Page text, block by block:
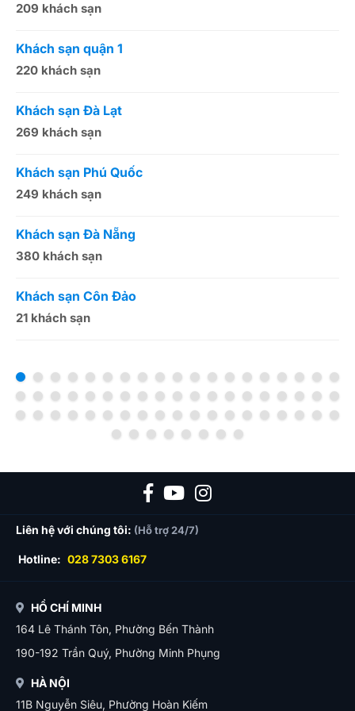
mình; Jacuzzisẽ giúp du khách thư giãn,
hội nhận những ưu đãi đặc biệt. Nếu có thắc mắc cần giải đáp
vềkhách sạn Bình Dương
209 khách sạn
Khách sạn quận 1
220 khách sạn
Khách sạn Đà Lạt
269 khách sạn
Khách sạn Phú Quốc
249 khách sạn
Khách sạn Đà Nẵng
380 khách sạn
Khách sạn Côn Đảo
21 khách sạn
Liên hệ với chúng tôi: (Hỗ trợ 24/7)
Hotline: 028 7303 6167
HỒ CHÍ MINH
164 Lê Thánh Tôn, Phường Bến Thành
190-192 Trần Quý, Phường Minh Phụng
HÀ NỘI
11B Nguyễn Siêu, Phường Hoàn Kiếm